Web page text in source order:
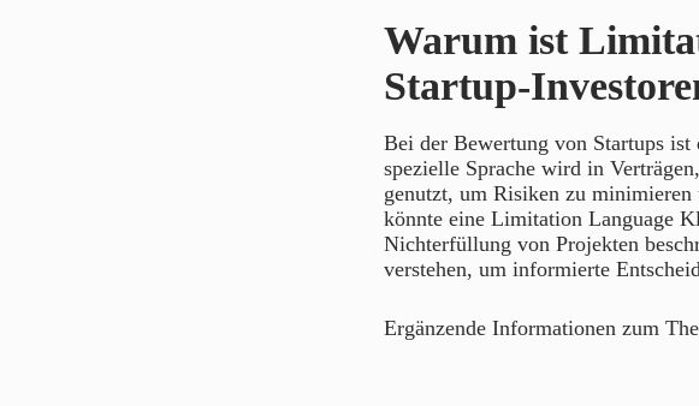
Warum ist
Startup-
Bei der Bewertung von Startups
spezielle Sprache wird in
genutzt, um Risiken zu minimieren
könnte eine Limitation Language
Nichterfüllung von Projekten
verstehen, um informierte
Ergänzende Informationen zum